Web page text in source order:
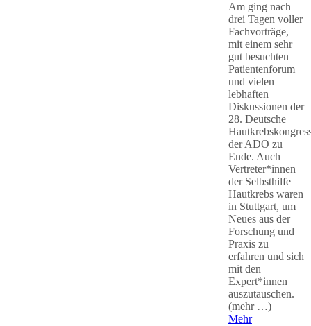
Am ging nach
drei Tagen voller
Fachvorträge,
mit einem sehr
gut besuchten
Patientenforum
und vielen
lebhaften
Diskussionen der
28. Deutsche
der ADO zu
Ende. Auch
Vertreter*innen
der Selbsthilfe
Hautkrebs waren
in Stuttgart, um
Neues aus der
Forschung und
Praxis zu
erfahren und sich
mit den
Expert*innen
auszutauschen.
(mehr …)
Mehr